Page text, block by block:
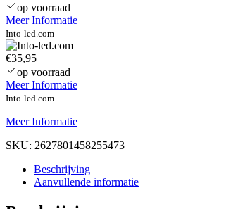
op voorraad
Meer Informatie
Into-led.com
€35,95
op voorraad
Meer Informatie
Into-led.com
Meer Informatie
SKU: 2627801458255473
Beschrijving
Aanvullende informatie